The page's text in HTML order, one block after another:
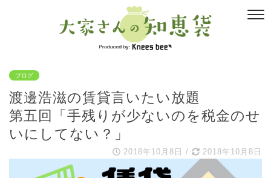
ブログ
渡邊浩滋の賃貸言いたい放題
第五回「手残りが少ないのを税金のせ
いにしてない？」
2018年10月8日 / 2018年10月8日